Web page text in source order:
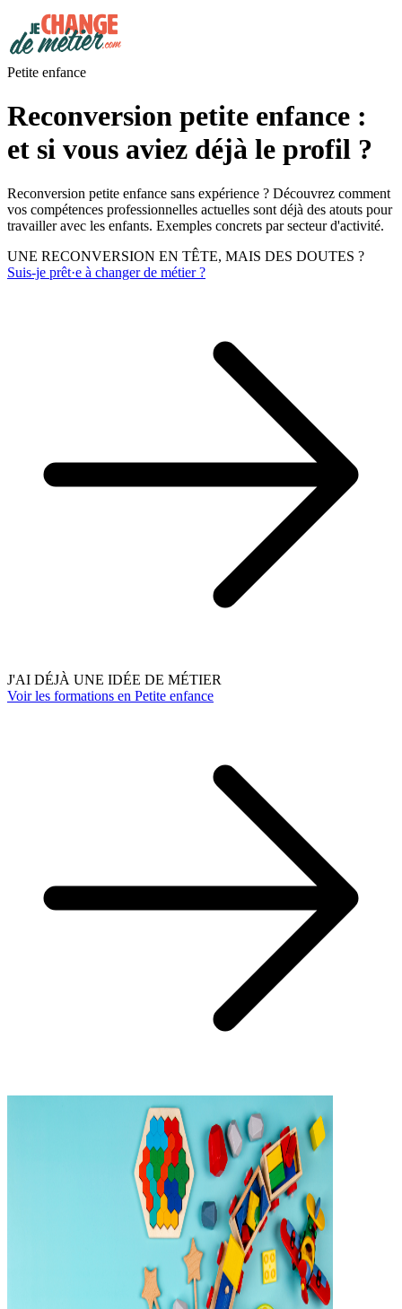
Petite enfance
Reconversion petite enfance :
et si vous aviez déjà le profil ?
Reconversion petite enfance sans expérience ? Découvrez comment
vos compétences professionnelles actuelles sont déjà des atouts pour
travailler avec les enfants. Exemples concrets par secteur d'activité.
UNE RECONVERSION EN TÊTE, MAIS DES DOUTES ?
Suis-je prêt·e à changer de métier ?
J'AI DÉJÀ UNE IDÉE DE MÉTIER
Voir les formations en Petite enfance